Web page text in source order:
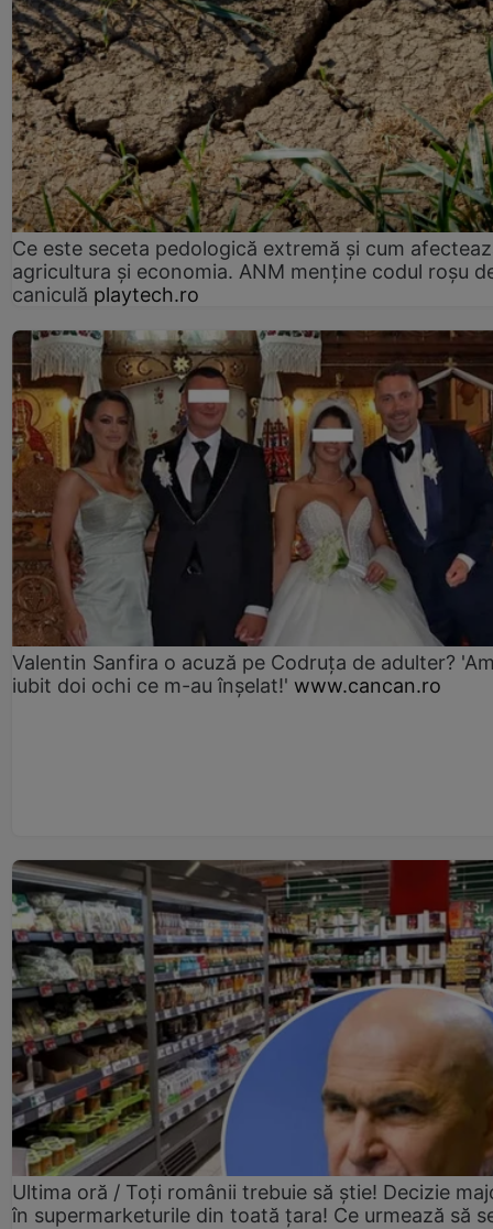
Ce este seceta pedologică extremă și cum
agricultura și economia. ANM menține codul roșu
caniculă playtech.ro
Valentin Sanfira o acuză pe Codruța de adulter?
iubit doi ochi ce m-au înșelat!' www.cancan.ro
Ultima oră / Toți românii trebuie să știe! Decizie
în supermarketurile din toată țara! Ce urmează să